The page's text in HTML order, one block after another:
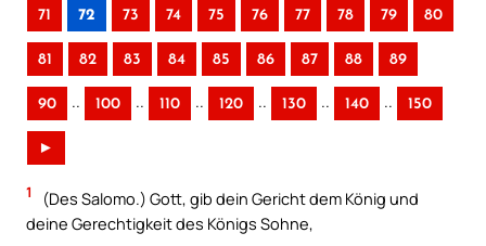
71 72 73 74 75 76 77 78 79 80
81 82 83 84 85 86 87 88 89
90 .. 100 .. 110 .. 120 .. 130 .. 140 .. 150
►
1
(Des Salomo.) Gott, gib dein Gericht dem König und
deine Gerechtigkeit des Königs Sohne,